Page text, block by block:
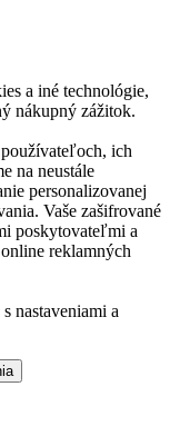
a iné technológie,
nákupný zážitok.
ich
na neustále
personalizovanej
Vaše zašifrované
poskytovateľmi a
reklamných
nastaveniami a